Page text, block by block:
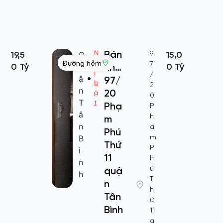
19,5
0 Tỷ
Đường hẻm
Q
u
ậ
n
T
â
n
B
ì
n
h
N
ổ
i
b
ậ
t
Bán
nhà
97/
20
Phạ
m
Phú
Thứ
11
quậ
n
Tân
Bình
9
7
/
2
0
P
h
ạ
m
P
h
ú
T
h
ứ
11
q
15,0
0 Tỷ